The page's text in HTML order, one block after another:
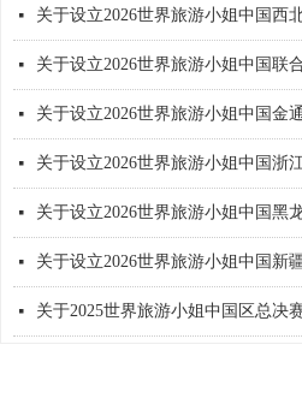
넷 关于设立2026世界旅游小姐中国西
넷 关于设立2026世界旅游小姐中国联
넷 关于设立2026世界旅游小姐中国金
넷 关于设立2026世界旅游小姐中国浙
넷 关于设立2026世界旅游小姐中国黑
넷 关于设立2026世界旅游小姐中国新
넷 关于2025世界旅游小姐中国区总决